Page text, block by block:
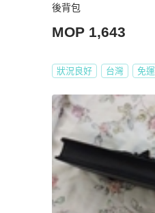
後背包
MOP 1,643
狀況良好 台灣 免運